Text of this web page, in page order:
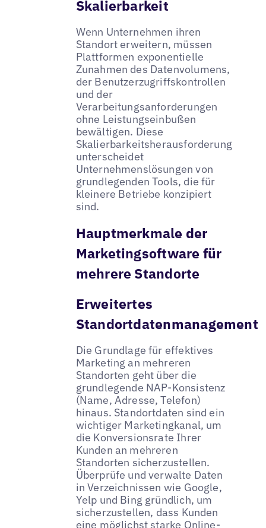
Skalierbarkeit
Wenn Unternehmen ihren
Standort erweitern, müssen
Plattformen exponentielle
Zunahmen des Datenvolumens,
der Benutzerzugriffskontrollen
und der
Verarbeitungsanforderungen
ohne Leistungseinbußen
bewältigen. Diese
Skalierbarkeitsherausforderung
unterscheidet
Unternehmenslösungen von
grundlegenden Tools, die für
kleinere Betriebe konzipiert
sind.
Hauptmerkmale der
Marketingsoftware für
mehrere Standorte
Erweitertes
Standortdatenmanagement
Die Grundlage für effektives
Marketing an mehreren
Standorten geht über die
grundlegende NAP-Konsistenz
(Name, Adresse, Telefon)
hinaus. Standortdaten sind ein
wichtiger Marketingkanal, um
die Konversionsrate Ihrer
Kunden an mehreren
Standorten sicherzustellen.
Überprüfe und verwalte Daten
in Verzeichnissen wie Google,
Yelp und Bing gründlich, um
sicherzustellen, dass Kunden
eine möglichst starke Online-